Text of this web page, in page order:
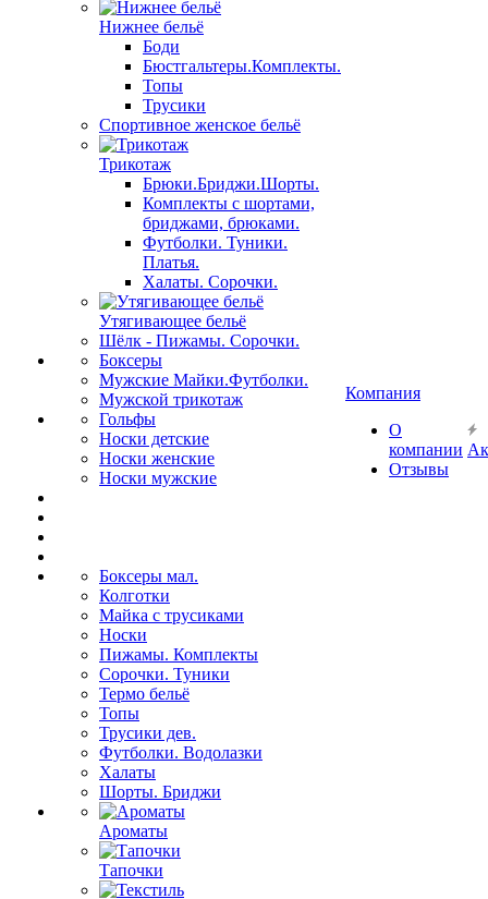
Нижнее бельё
Боди
Бюстгальтеры.Комплекты.
Топы
Трусики
Спортивное женское бельё
Трикотаж
Брюки.Бриджи.Шорты.
Комплекты с шортами,
бриджами, брюками.
Футболки. Туники.
Платья.
Халаты. Сорочки.
Утягивающее бельё
Шёлк - Пижамы. Сорочки.
Боксеры
Мужские Майки.Футболки.
Мужской трикотаж
Гольфы
Носки детские
Носки женские
Носки мужские
Боксеры мал.
Колготки
Майка с трусиками
Носки
Пижамы. Комплекты
Сорочки. Туники
Термо бельё
Топы
Трусики дев.
Футболки. Водолазки
Халаты
Шорты. Бриджи
Ароматы
Тапочки
Компания
О
компании
Отзывы